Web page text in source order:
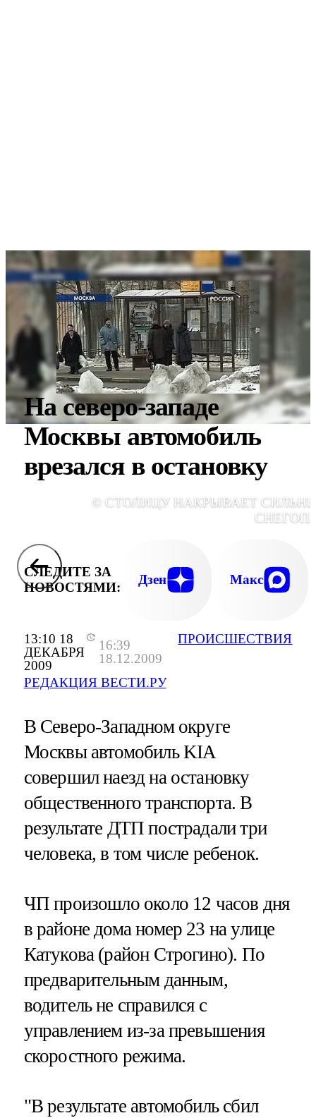
13:10 18
ДЕКАБРЯ
2009
16:39
18.12.2009
РЕДАКЦИЯ ВЕСТИ.РУ
ПРОИСШЕСТВИЯ
На северо-западе
Москвы автомобиль
врезался в остановку
© СТОЛИЦУ НАКРЫВАЕТ
СЛЕДИТЕ ЗА
НОВОСТЯМИ:
Дзен Макс
В Северо-Западном округе
Москвы автомобиль KIA
совершил наезд на остановку
общественного транспорта. В
результате ДТП пострадали три
человека, в том числе ребенок.
ЧП произошло около 12 часов дня
в районе дома номер 23 на улице
Катукова (район Строгино). По
предварительным данным,
водитель не справился с
управлением из-за превышения
скоростного режима.
"В результате автомобиль сбил